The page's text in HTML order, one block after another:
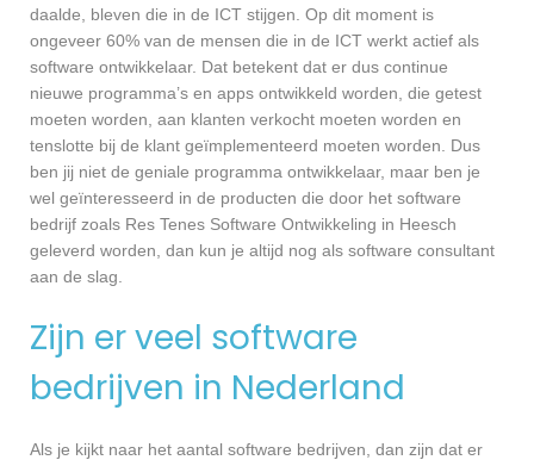
daalde, bleven die in de ICT stijgen. Op dit moment is
ongeveer 60% van de mensen die in de ICT werkt actief als
software ontwikkelaar. Dat betekent dat er dus continue
nieuwe programma’s en apps ontwikkeld worden, die getest
moeten worden, aan klanten verkocht moeten worden en
tenslotte bij de klant geïmplementeerd moeten worden. Dus
ben jij niet de geniale programma ontwikkelaar, maar ben je
wel geïnteresseerd in de producten die door het software
bedrijf zoals Res Tenes Software Ontwikkeling in Heesch
geleverd worden, dan kun je altijd nog als software consultant
aan de slag.
Zijn er veel software
bedrijven in Nederland
Als je kijkt naar het aantal software bedrijven, dan zijn dat er